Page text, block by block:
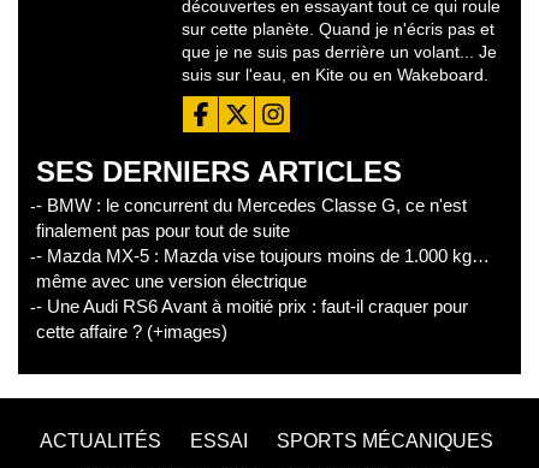
découvertes en essayant tout ce qui roule
sur cette planète. Quand je n'écris pas et
que je ne suis pas derrière un volant... Je
suis sur l'eau, en Kite ou en Wakeboard.
SES DERNIERS ARTICLES
- BMW : le concurrent du Mercedes Classe G, ce n'est
finalement pas pour tout de suite
- Mazda MX-5 : Mazda vise toujours moins de 1.000 kg…
même avec une version électrique
- Une Audi RS6 Avant à moitié prix : faut-il craquer pour
cette affaire ? (+images)
ACTUALITÉS ESSAI
SPORTS MÉCANIQUES